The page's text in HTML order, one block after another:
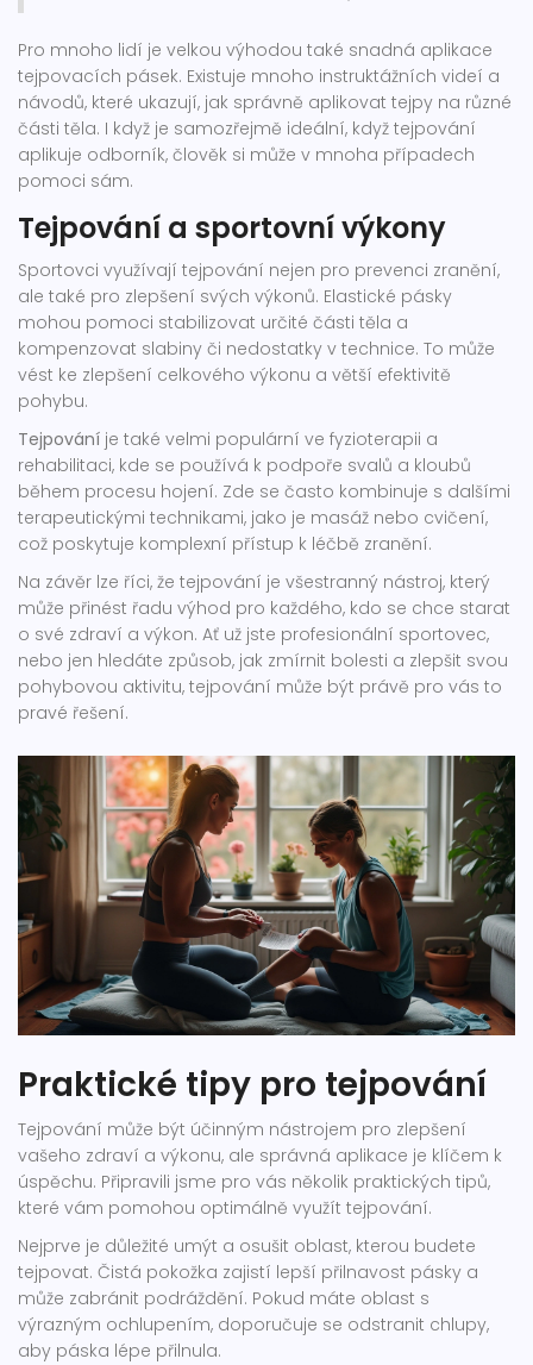
Pro mnoho lidí je velkou výhodou také snadná aplikace
tejpovacích pásek. Existuje mnoho instruktážních videí a
návodů, které ukazují, jak správně aplikovat tejpy na různé
části těla. I když je samozřejmě ideální, když tejpování
aplikuje odborník, člověk si může v mnoha případech
pomoci sám.
Tejpování a sportovní výkony
Sportovci využívají tejpování nejen pro prevenci zranění,
ale také pro zlepšení svých výkonů. Elastické pásky
mohou pomoci stabilizovat určité části těla a
kompenzovat slabiny či nedostatky v technice. To může
vést ke zlepšení celkového výkonu a větší efektivitě
pohybu.
Tejpování je také velmi populární ve fyzioterapii a
rehabilitaci, kde se používá k podpoře svalů a kloubů
během procesu hojení. Zde se často kombinuje s dalšími
terapeutickými technikami, jako je masáž nebo cvičení,
což poskytuje komplexní přístup k léčbě zranění.
Na závěr lze říci, že tejpování je všestranný nástroj, který
může přinést řadu výhod pro každého, kdo se chce starat
o své zdraví a výkon. Ať už jste profesionální sportovec,
nebo jen hledáte způsob, jak zmírnit bolesti a zlepšit svou
pohybovou aktivitu, tejpování může být právě pro vás to
pravé řešení.
Praktické tipy pro tejpování
Tejpování může být účinným nástrojem pro zlepšení
vašeho zdraví a výkonu, ale správná aplikace je klíčem k
úspěchu. Připravili jsme pro vás několik praktických tipů,
které vám pomohou optimálně využít tejpování.
Nejprve je důležité umýt a osušit oblast, kterou budete
tejpovat. Čistá pokožka zajistí lepší přilnavost pásky a
může zabránit podráždění. Pokud máte oblast s
výrazným ochlupením, doporučuje se odstranit chlupy,
aby páska lépe přilnula.